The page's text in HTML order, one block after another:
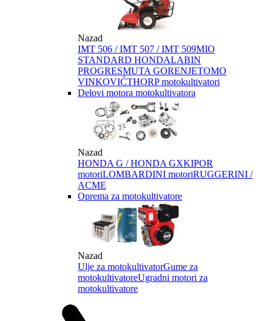
Nazad
IMT 506 / IMT 507 / IMT 509MIO
STANDARD HONDALABIN
PROGRESMUTA GORENJETOMO
VINKOVIĆTHORP motokultivatori
Delovi motora motokultivatora
Nazad
HONDA G / HONDA GXKIPOR
motoriLOMBARDINI motoriRUGGERINI /
ACME
Oprema za motokultivatore
Nazad
Ulje za motokultivatorGume za
motokultivatoreUgradni motori za
motokultivatore